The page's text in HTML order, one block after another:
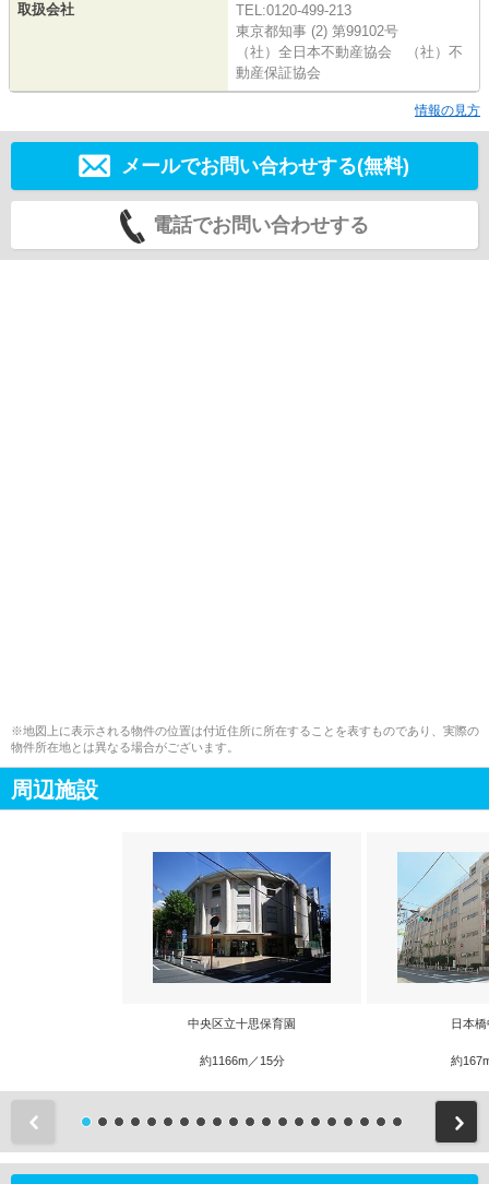
取扱会社
TEL:0120-499-213
東京都知事 (2) 第99102号
（社）全日本不動産協会 （社）不
動産保証協会
情報の見方
メールでお問い合わせする(無料)
電話でお問い合わせする
※地図上に表示される物件の位置は付近住所に所在することを表すものであり、実際の
物件所在地とは異なる場合がございます。
周辺施設
中央区立十思保育園
約1166m／15分
日本
約